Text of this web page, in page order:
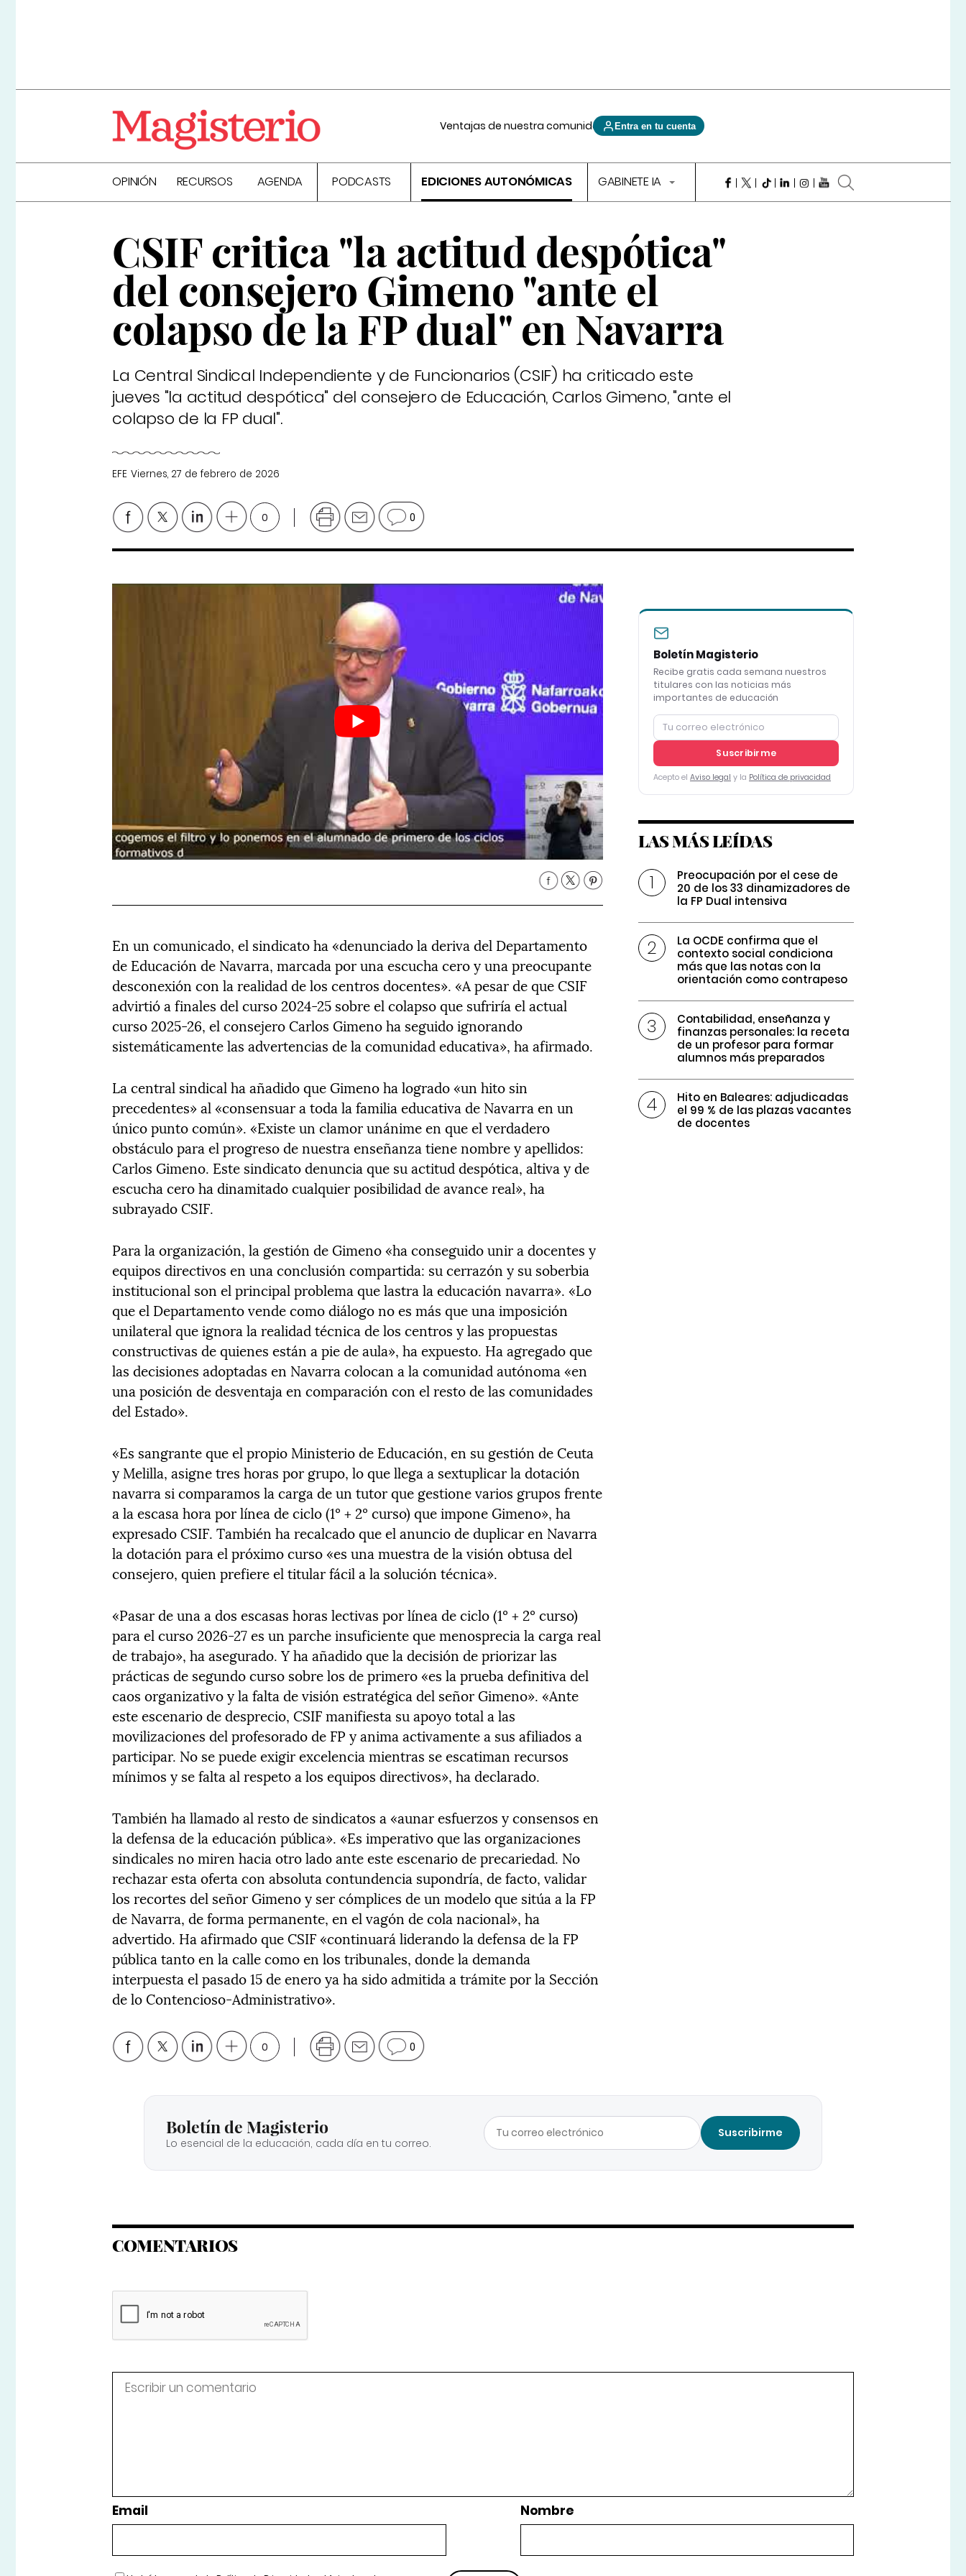
Ventajas de nuestra comunidad Entra en tu cuenta
OPINIÓN RECURSOS AGENDA PODCASTS EDICIONES AUTONÓMICAS GABINETE IA
CSIF critica "la actitud despótica"
del consejero Gimeno "ante el
colapso de la FP dual" en Navarra
La Central Sindical Independiente y de Funcionarios (CSIF) ha criticado este
jueves "la actitud despótica" del consejero de Educación, Carlos Gimeno, "ante el
colapso de la FP dual".
EFE Viernes, 27 de febrero de 2026
0 0
En un comunicado, el sindicato ha «denunciado la deriva del Departamento
de Educación de Navarra, marcada por una escucha cero y una preocupante
desconexión con la realidad de los centros docentes». «A pesar de que CSIF
advirtió a finales del curso 2024-25 sobre el colapso que sufriría el actual
curso 2025-26, el consejero Carlos Gimeno ha seguido ignorando
sistemáticamente las advertencias de la comunidad educativa», ha afirmado.
La central sindical ha añadido que Gimeno ha logrado «un hito sin
precedentes» al «consensuar a toda la familia educativa de Navarra en un
único punto común». «Existe un clamor unánime en que el verdadero
obstáculo para el progreso de nuestra enseñanza tiene nombre y apellidos:
Carlos Gimeno. Este sindicato denuncia que su actitud despótica, altiva y de
escucha cero ha dinamitado cualquier posibilidad de avance real», ha
subrayado CSIF.
Para la organización, la gestión de Gimeno «ha conseguido unir a docentes y
equipos directivos en una conclusión compartida: su cerrazón y su soberbia
institucional son el principal problema que lastra la educación navarra». «Lo
que el Departamento vende como diálogo no es más que una imposición
unilateral que ignora la realidad técnica de los centros y las propuestas
constructivas de quienes están a pie de aula», ha expuesto. Ha agregado que
las decisiones adoptadas en Navarra colocan a la comunidad autónoma «en
una posición de desventaja en comparación con el resto de las comunidades
del Estado».
«Es sangrante que el propio Ministerio de Educación, en su gestión de Ceuta
y Melilla, asigne tres horas por grupo, lo que llega a sextuplicar la dotación
navarra si comparamos la carga de un tutor que gestione varios grupos frente
a la escasa hora por línea de ciclo (1º + 2º curso) que impone Gimeno», ha
expresado CSIF. También ha recalcado que el anuncio de duplicar en Navarra
la dotación para el próximo curso «es una muestra de la visión obtusa del
consejero, quien prefiere el titular fácil a la solución técnica».
«Pasar de una a dos escasas horas lectivas por línea de ciclo (1º + 2º curso)
para el curso 2026-27 es un parche insuficiente que menosprecia la carga real
de trabajo», ha asegurado. Y ha añadido que la decisión de priorizar las
prácticas de segundo curso sobre los de primero «es la prueba definitiva del
caos organizativo y la falta de visión estratégica del señor Gimeno». «Ante
este escenario de desprecio, CSIF manifiesta su apoyo total a las
movilizaciones del profesorado de FP y anima activamente a sus afiliados a
participar. No se puede exigir excelencia mientras se escatiman recursos
mínimos y se falta al respeto a los equipos directivos», ha declarado.
También ha llamado al resto de sindicatos a «aunar esfuerzos y consensos en
la defensa de la educación pública». «Es imperativo que las organizaciones
sindicales no miren hacia otro lado ante este escenario de precariedad. No
rechazar esta oferta con absoluta contundencia supondría, de facto, validar
los recortes del señor Gimeno y ser cómplices de un modelo que sitúa a la FP
de Navarra, de forma permanente, en el vagón de cola nacional», ha
advertido. Ha afirmado que CSIF «continuará liderando la defensa de la FP
pública tanto en la calle como en los tribunales, donde la demanda
interpuesta el pasado 15 de enero ya ha sido admitida a trámite por la Sección
de lo Contencioso-Administrativo».
0 0
Boletín Magisterio
Recibe gratis cada semana nuestros
titulares con las noticias más
importantes de educación
Suscribirme
Acepto el Aviso legal y la Política de privacidad
LAS MÁS LEÍDAS
Preocupación por el cese de
20 de los 33 dinamizadores de
la FP Dual intensiva
La OCDE confirma que el
contexto social condiciona
más que las notas con la
orientación como contrapeso
Contabilidad, enseñanza y
finanzas personales: la receta
de un profesor para formar
alumnos más preparados
Hito en Baleares: adjudicadas
el 99 % de las plazas vacantes
de docentes
Boletín de Magisterio
Lo esencial de la educación, cada día en tu correo.
Suscribirme
COMENTARIOS
Email Nombre